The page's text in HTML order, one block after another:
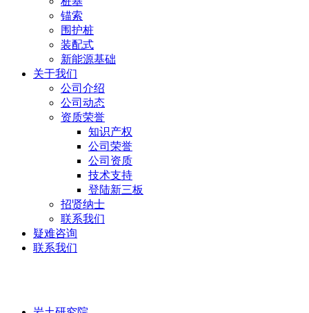
锚索
围护桩
装配式
新能源基础
关于我们
公司介绍
公司动态
资质荣誉
知识产权
公司荣誉
公司资质
技术支持
登陆新三板
招贤纳士
联系我们
疑难咨询
联系我们